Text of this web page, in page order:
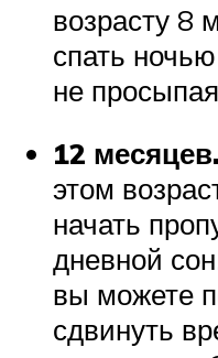
возрасту 8
спать
не
12 месяцев.
этом
начать
дневной
вы можете
сдвинуть